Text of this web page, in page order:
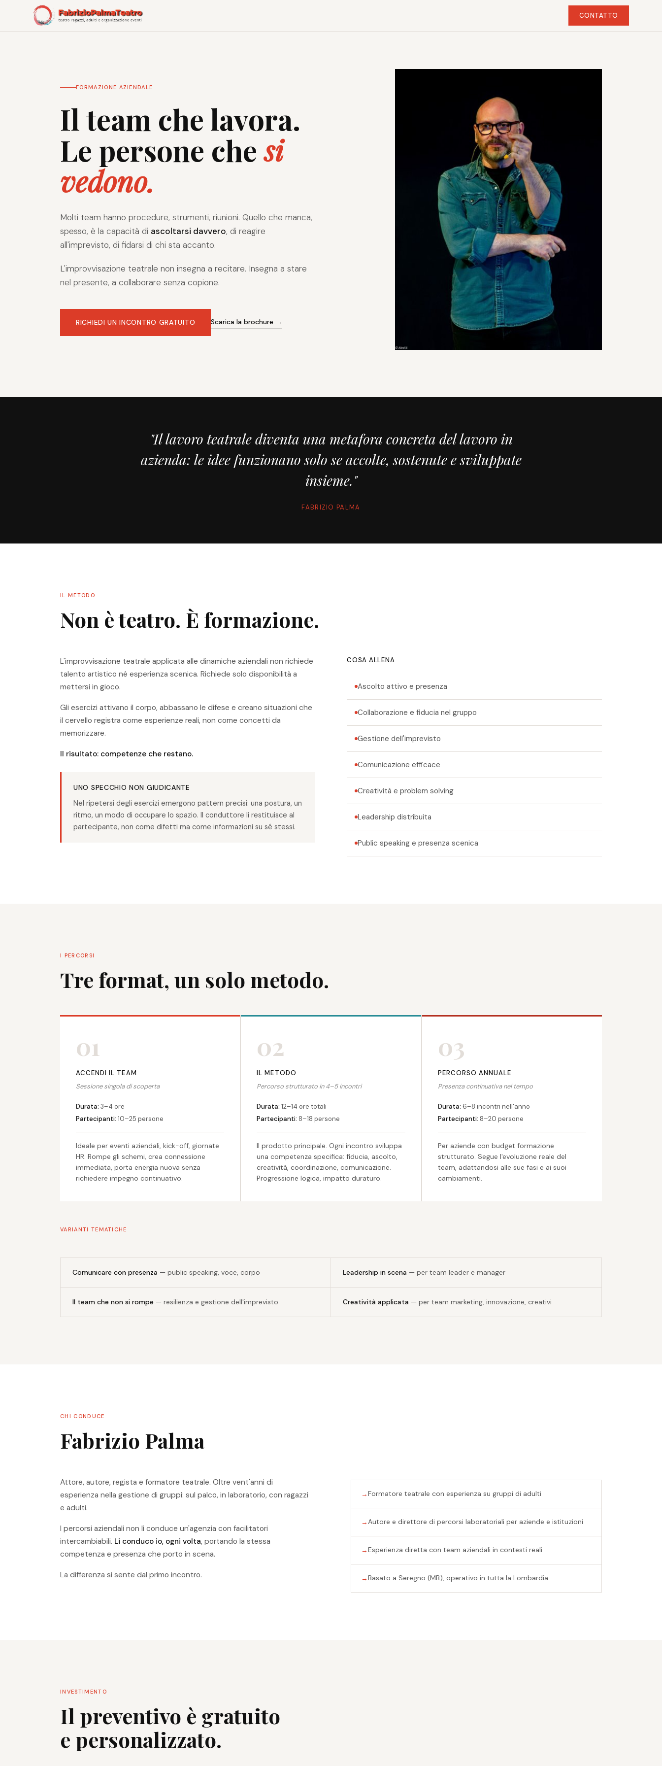
CONTATTO
FORMAZIONE AZIENDALE
Il team che lavora.
Le persone chesi
vedono.
Molti team hanno procedure, strumenti, riunioni. Quello che manca,
spesso, è la capacità di ascoltarsi davvero, di reagire
all'imprevisto, di fidarsi di chi sta accanto.
L'improvvisazione teatrale non insegna a recitare. Insegna a stare
nel presente, a collaborare senza copione.
RICHIEDI UN INCONTRO GRATUITO Scarica la brochure →
"Il lavoro teatrale diventa una metafora concreta del lavoro in
azienda: le idee funzionano solo se accolte, sostenute e sviluppate
insieme."
FABRIZIO PALMA
IL METODO
Non è teatro. È formazione.
L'improvvisazione teatrale applicata alle dinamiche aziendali non richiede
talento artistico né esperienza scenica. Richiede solo disponibilità a
mettersi in gioco.
Gli esercizi attivano il corpo, abbassano le difese e creano situazioni che
il cervello registra come esperienze reali, non come concetti da
memorizzare.
Il risultato: competenze che restano.
UNO SPECCHIO NON GIUDICANTE
Nel ripetersi degli esercizi emergono pattern precisi: una postura, un
ritmo, un modo di occupare lo spazio. Il conduttore li restituisce al
partecipante, non come difetti ma come informazioni su sé stessi.
COSA ALLENA
Ascolto attivo e presenza
Collaborazione e fiducia nel gruppo
Gestione dell'imprevisto
Comunicazione efficace
Creatività e problem solving
Leadership distribuita
Public speaking e presenza scenica
I PERCORSI
Tre format, un solo metodo.
01
ACCENDI IL TEAM
Sessione singola di scoperta
Durata: 3–4 ore
Partecipanti: 10–25 persone
Ideale per eventi aziendali, kick-off, giornate
HR. Rompe gli schemi, crea connessione
immediata, porta energia nuova senza
richiedere impegno continuativo.
02
IL METODO
Percorso strutturato in 4–5 incontri
Durata: 12–14 ore totali
Partecipanti: 8–18 persone
Il prodotto principale. Ogni incontro sviluppa
una competenza specifica: fiducia, ascolto,
creatività, coordinazione, comunicazione.
Progressione logica, impatto duraturo.
03
PERCORSO ANNUALE
Presenza continuativa nel tempo
Durata: 6–8 incontri nell'anno
Partecipanti: 8–20 persone
Per aziende con budget formazione
strutturato. Segue l'evoluzione reale del
team, adattandosi alle sue fasi e ai suoi
cambiamenti.
VARIANTI TEMATICHE
Comunicare con presenza — public speaking, voce, corpo Leadership in scena — per team leader e manager
Il team che non si rompe — resilienza e gestione dell'imprevisto Creatività applicata — per team marketing, innovazione, creativi
CHI CONDUCE
Fabrizio Palma
Attore, autore, regista e formatore teatrale. Oltre vent'anni di
esperienza nella gestione di gruppi: sul palco, in laboratorio, con ragazzi
e adulti.
I percorsi aziendali non li conduce un'agenzia con facilitatori
intercambiabili. Li conduco io, ogni volta, portando la stessa
competenza e presenza che porto in scena.
La differenza si sente dal primo incontro.
Formatore teatrale con esperienza su gruppi di adulti
Autore e direttore di percorsi laboratoriali per aziende e istituzioni
Esperienza diretta con team aziendali in contesti reali
Basato a Seregno (MB), operativo in tutta la Lombardia
INVESTIMENTO
Il preventivo è gratuito
e personalizzato.